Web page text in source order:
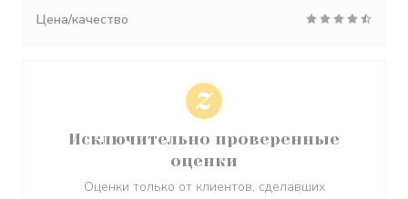
Цена/качество
Исключительно проверенные
оценки
Оценки только от клиентов, сделавших